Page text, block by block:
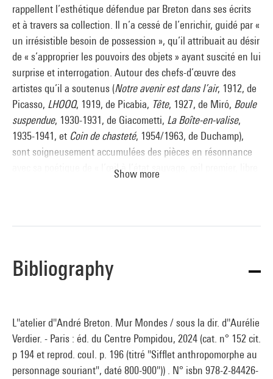
rappellent l’esthétique défendue par Breton dans ses écrits
et à travers sa collection. Il n’a cessé de l’enrichir, guidé par «
un irrésistible besoin de possession », qu’il attribuait au désir
de « s’approprier les pouvoirs des objets » ayant suscité en lui
surprise et interrogation. Autour des chefs-d’œuvre des
artistes qu’il a soutenus (Notre avenir est dans l’air, 1912, de
Picasso, LHOOQ, 1919, de Picabia, Tête, 1927, de Miró, Boule
suspendue, 1930-1931, de Giacometti, La Boîte-en-valise,
1935-1941, et Coin de chasteté, 1954/1963, de Duchamp),
sont soigneusement accumulées des pièces en résonnance
avec sa poétique de « l’œil à l’état sauvage, œil premier, libre
Brigitte Leal
Centre Pompidou, Musée national d’art moderne , sous la
direction de Brigitte Leal, Paris, Centre Pompidou, 2007
Show more
Bibliography
L''atelier d''André Breton. Mur Mondes / sous la dir. d''Aurélie
Verdier. - Paris : éd. du Centre Pompidou, 2024 (cat. n° 152 cit.
p 194 et reprod. coul. p. 196 (titré "Sifflet anthropomorphe au
personnage souriant", daté 800-900")) . N° isbn 978-2-84426-